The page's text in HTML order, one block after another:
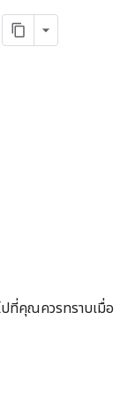
ปที่คุณควรทราบเมื่อ